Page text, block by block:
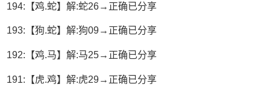
194:【鸡.蛇】解:蛇26→正确已分享
193:【狗.蛇】解:狗09→正确已分享
192:【鸡.马】解:马25→正确已分享
191:【虎.鸡】解:虎29→正确已分享